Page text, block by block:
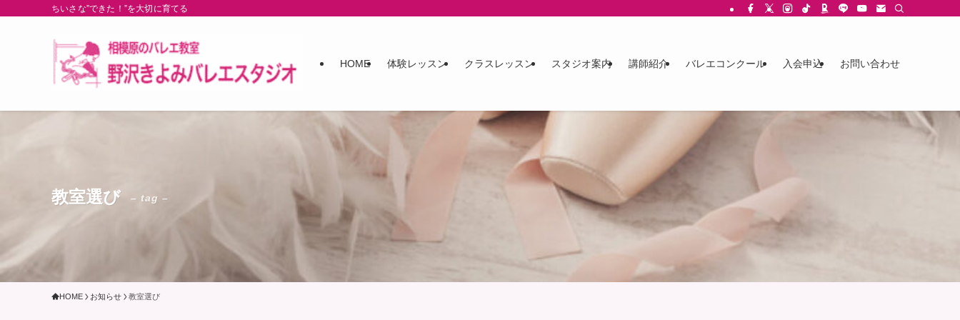
ちいさな”できた！”を大切に育てる
HOME 体験レッスン クラスレッスン スタジオ案内 講師紹介 バレエコンクール 入会申込 お問い合わせ
教室選び – tag –
HOME お知らせ 教室選び